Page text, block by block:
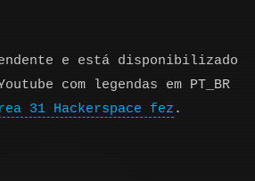
e está disponibilizado
com legendas em PT_BR
31 Hackerspace fez .